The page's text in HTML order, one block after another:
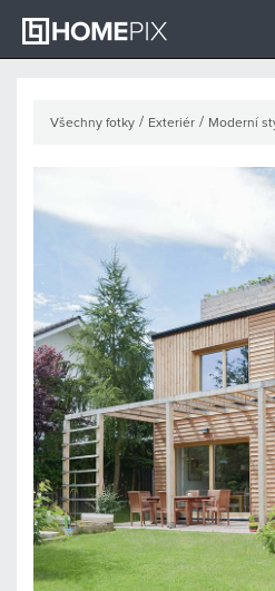
Všechny fotky / Exteriér / Moderní